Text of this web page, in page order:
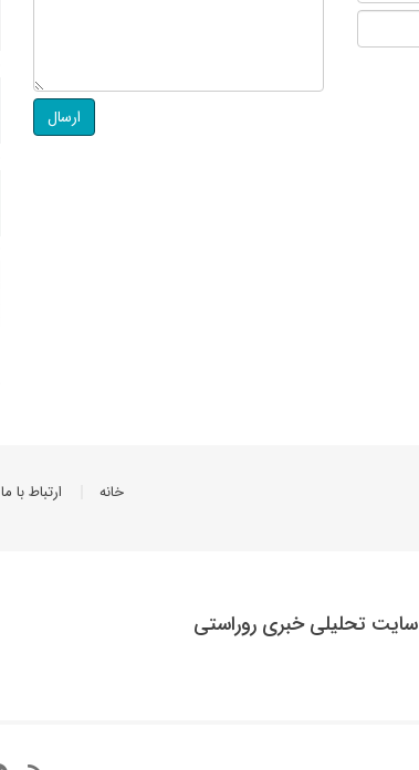
ارسال
خانه ارتباط با ما
سایت تحلیلی خبری روراستی